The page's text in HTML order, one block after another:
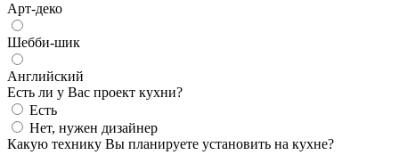
Арт-деко
Шебби-шик
Английский
Есть ли у Вас проект кухни?
Есть
Нет, нужен дизайнер
Какую технику Вы планируете установить на кухне?